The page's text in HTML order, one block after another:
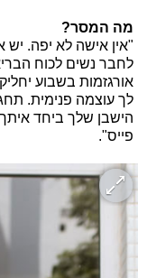
מה המסר?
"אין אישה לא יפה.
לחבר נשים לכוח
אורגזמות בשבוע
לך עוצמה פנימית.
הישבן שלך ביחד
פייס".